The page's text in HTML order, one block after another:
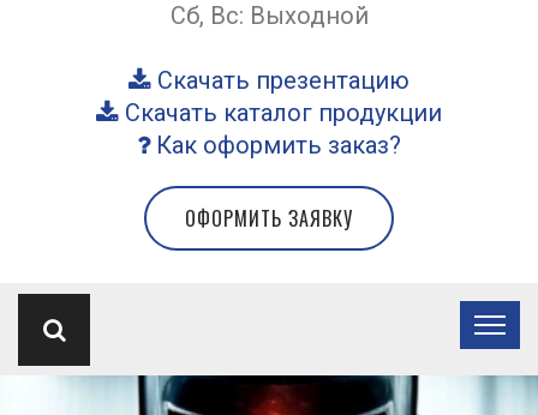
Сб, Вс: Выходной
Скачать презентацию
Скачать каталог продукции
Как оформить заказ?
ОФОРМИТЬ ЗАЯВКУ